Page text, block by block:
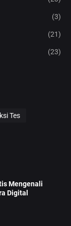
(3)
(21)
(23)
Tes
Mengenali
Digital